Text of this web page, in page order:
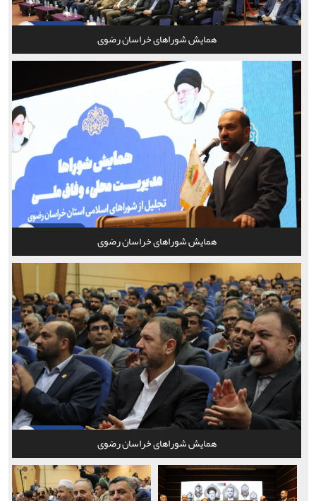
همایش شوراهای خراسان رضوی
همایش شوراهای خراسان رضوی
همایش شوراهای خراسان رضوی